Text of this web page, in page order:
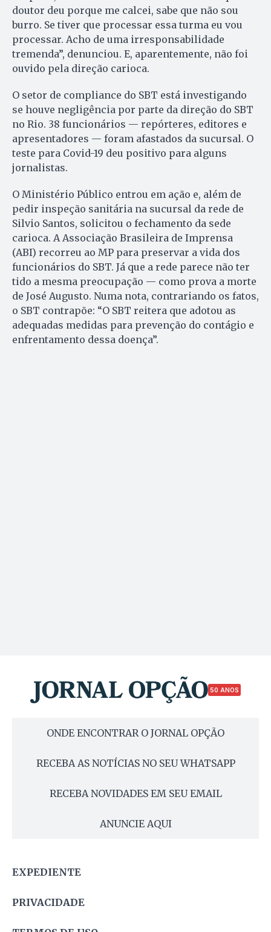
doutor deu porque me calcei, sabe que não sou
burro. Se tiver que processar essa turma eu vou
processar. Acho de uma irresponsabilidade
tremenda”, denunciou. E, aparentemente, não foi
ouvido pela direção carioca.
O setor de compliance do SBT está investigando
se houve negligência por parte da direção do SBT
no Rio. 38 funcionários — repórteres, editores e
apresentadores — foram afastados da sucursal. O
teste para Covid-19 deu positivo para alguns
jornalistas.
O Ministério Público entrou em ação e, além de
pedir inspeção sanitária na sucursal da rede de
Silvio Santos, solicitou o fechamento da sede
carioca. A Associação Brasileira de Imprensa
(ABI) recorreu ao MP para preservar a vida dos
funcionários do SBT. Já que a rede parece não ter
tido a mesma preocupação — como prova a morte
de José Augusto. Numa nota, contrariando os fatos,
o SBT contrapõe: “O SBT reitera que adotou as
adequadas medidas para prevenção do contágio e
enfrentamento dessa doença”.
50 ANOS
ONDE ENCONTRAR O JORNAL OPÇÃO
RECEBA AS NOTÍCIAS NO SEU WHATSAPP
RECEBA NOVIDADES EM SEU EMAIL
ANUNCIE AQUI
EXPEDIENTE
PRIVACIDADE